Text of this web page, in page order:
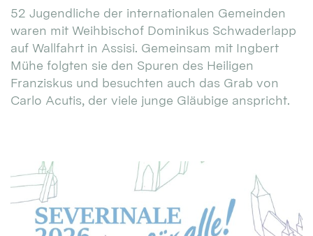
52 Jugendliche der internationalen Gemeinden
waren mit Weihbischof Dominikus Schwaderlapp
auf Wallfahrt in Assisi. Gemeinsam mit Ingbert
Mühe folgten sie den Spuren des Heiligen
Franziskus und besuchten auch das Grab von
Carlo Acutis, der viele junge Gläubige anspricht.